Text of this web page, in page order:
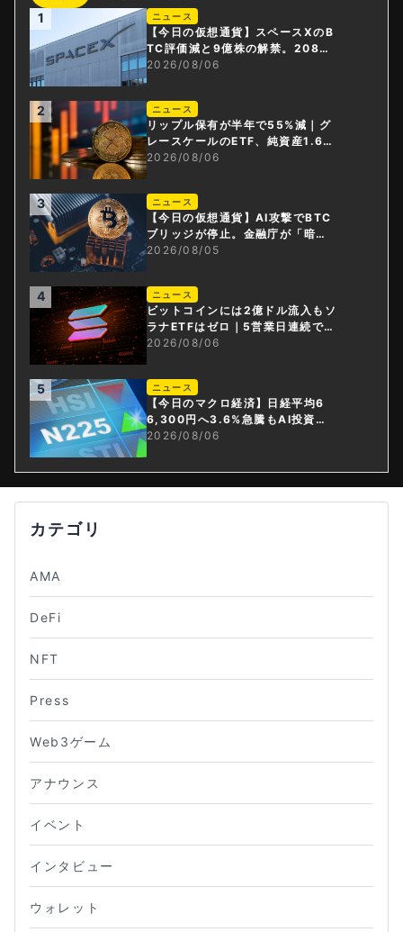
1 ニュース
【今日の仮想通貨】スペースXのB
TC評価減と9億株の解禁。208億
円相当のBTCが盗難
2026/08/06
2 ニュース
リップル保有が半年で55%減｜グ
レースケールのETF、純資産1.6億
ドル減
2026/08/06
3 ニュース
【今日の仮想通貨】AI攻撃でBTC
ブリッジが停止。金融庁が「暗号
資産・ステーブルコイン課」新設
2026/08/05
4 ニュース
ビットコインには2億ドル流入もソ
ラナETFはゼロ｜5営業日連続で停
止
2026/08/06
5 ニュース
【今日のマクロ経済】日経平均6
6,300円へ3.6%急騰もAI投資回
収懸念が再燃
2026/08/06
カテゴリ
AMA
DeFi
NFT
Press
Web3ゲーム
アナウンス
イベント
インタビュー
ウォレット